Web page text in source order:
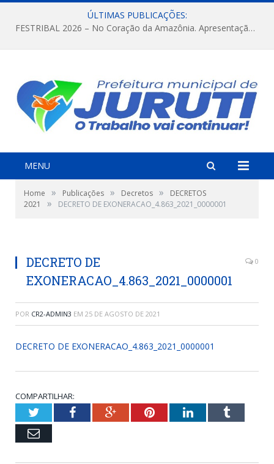
ÚLTIMAS PUBLICAÇÕES:
FESTRIBAL 2026 – No Coração da Amazônia. Apresentação da Munduruku.
MENU
Home » Publicações » Decretos »
DECRETOS
2021
» DECRETO DE EXONERACAO_4.863_2021_0000001
DECRETO DE
EXONERACAO_4.863_2021_0000001
0
POR CR2-ADMIN3 EM 25 DE AGOSTO DE 2021
DECRETO DE EXONERACAO_4.863_2021_0000001
COMPARTILHAR:
TwitterFacebookGoogle+PinterestLinkedInTumblr
Email